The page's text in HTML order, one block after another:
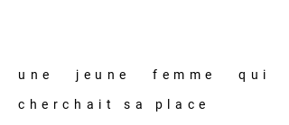
une jeune femme qui
cherchait sa place